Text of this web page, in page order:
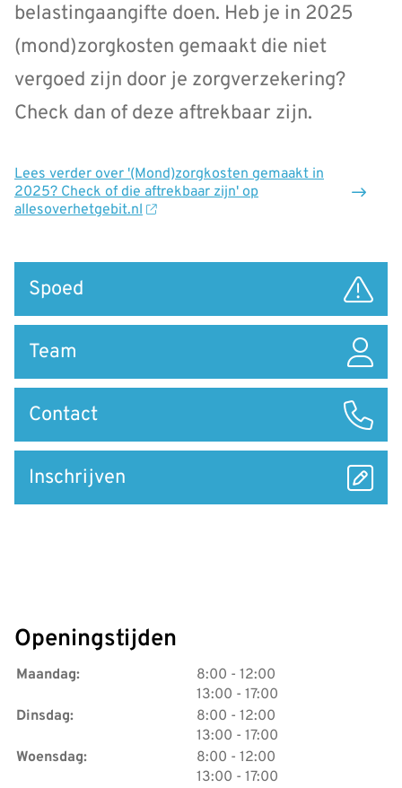
belastingaangifte doen. Heb je in 2025
(mond)zorgkosten gemaakt die niet
vergoed zijn door je zorgverzekering?
Check dan of deze aftrekbaar zijn.
Lees verderover '(Mond)zorgkosten gemaakt in
2025? Check of die aftrekbaar zijn' op
allesoverhetgebit.nl
naar
Spoed
Team
Contact
Inschrijven
Openingstijden
Maandag: 8:00 tot
- 12:00
13:00 tot
- 17:00
Dinsdag:
8:00 tot
- 12:00
13:00 tot
- 17:00
Woensdag:
8:00 tot
- 12:00
13:00 tot
- 17:00